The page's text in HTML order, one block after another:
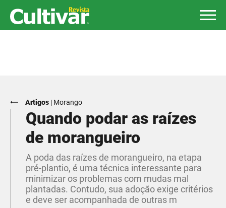
Artigos | Morango
Quando podar as raízes
de morangueiro
A poda das raízes de morangueiro, na etapa
pré-plantio, é uma técnica interessante para
minimizar os problemas com mudas mal
plantadas. Contudo, sua adoção exige critérios
e deve ser acompanhada de outras m